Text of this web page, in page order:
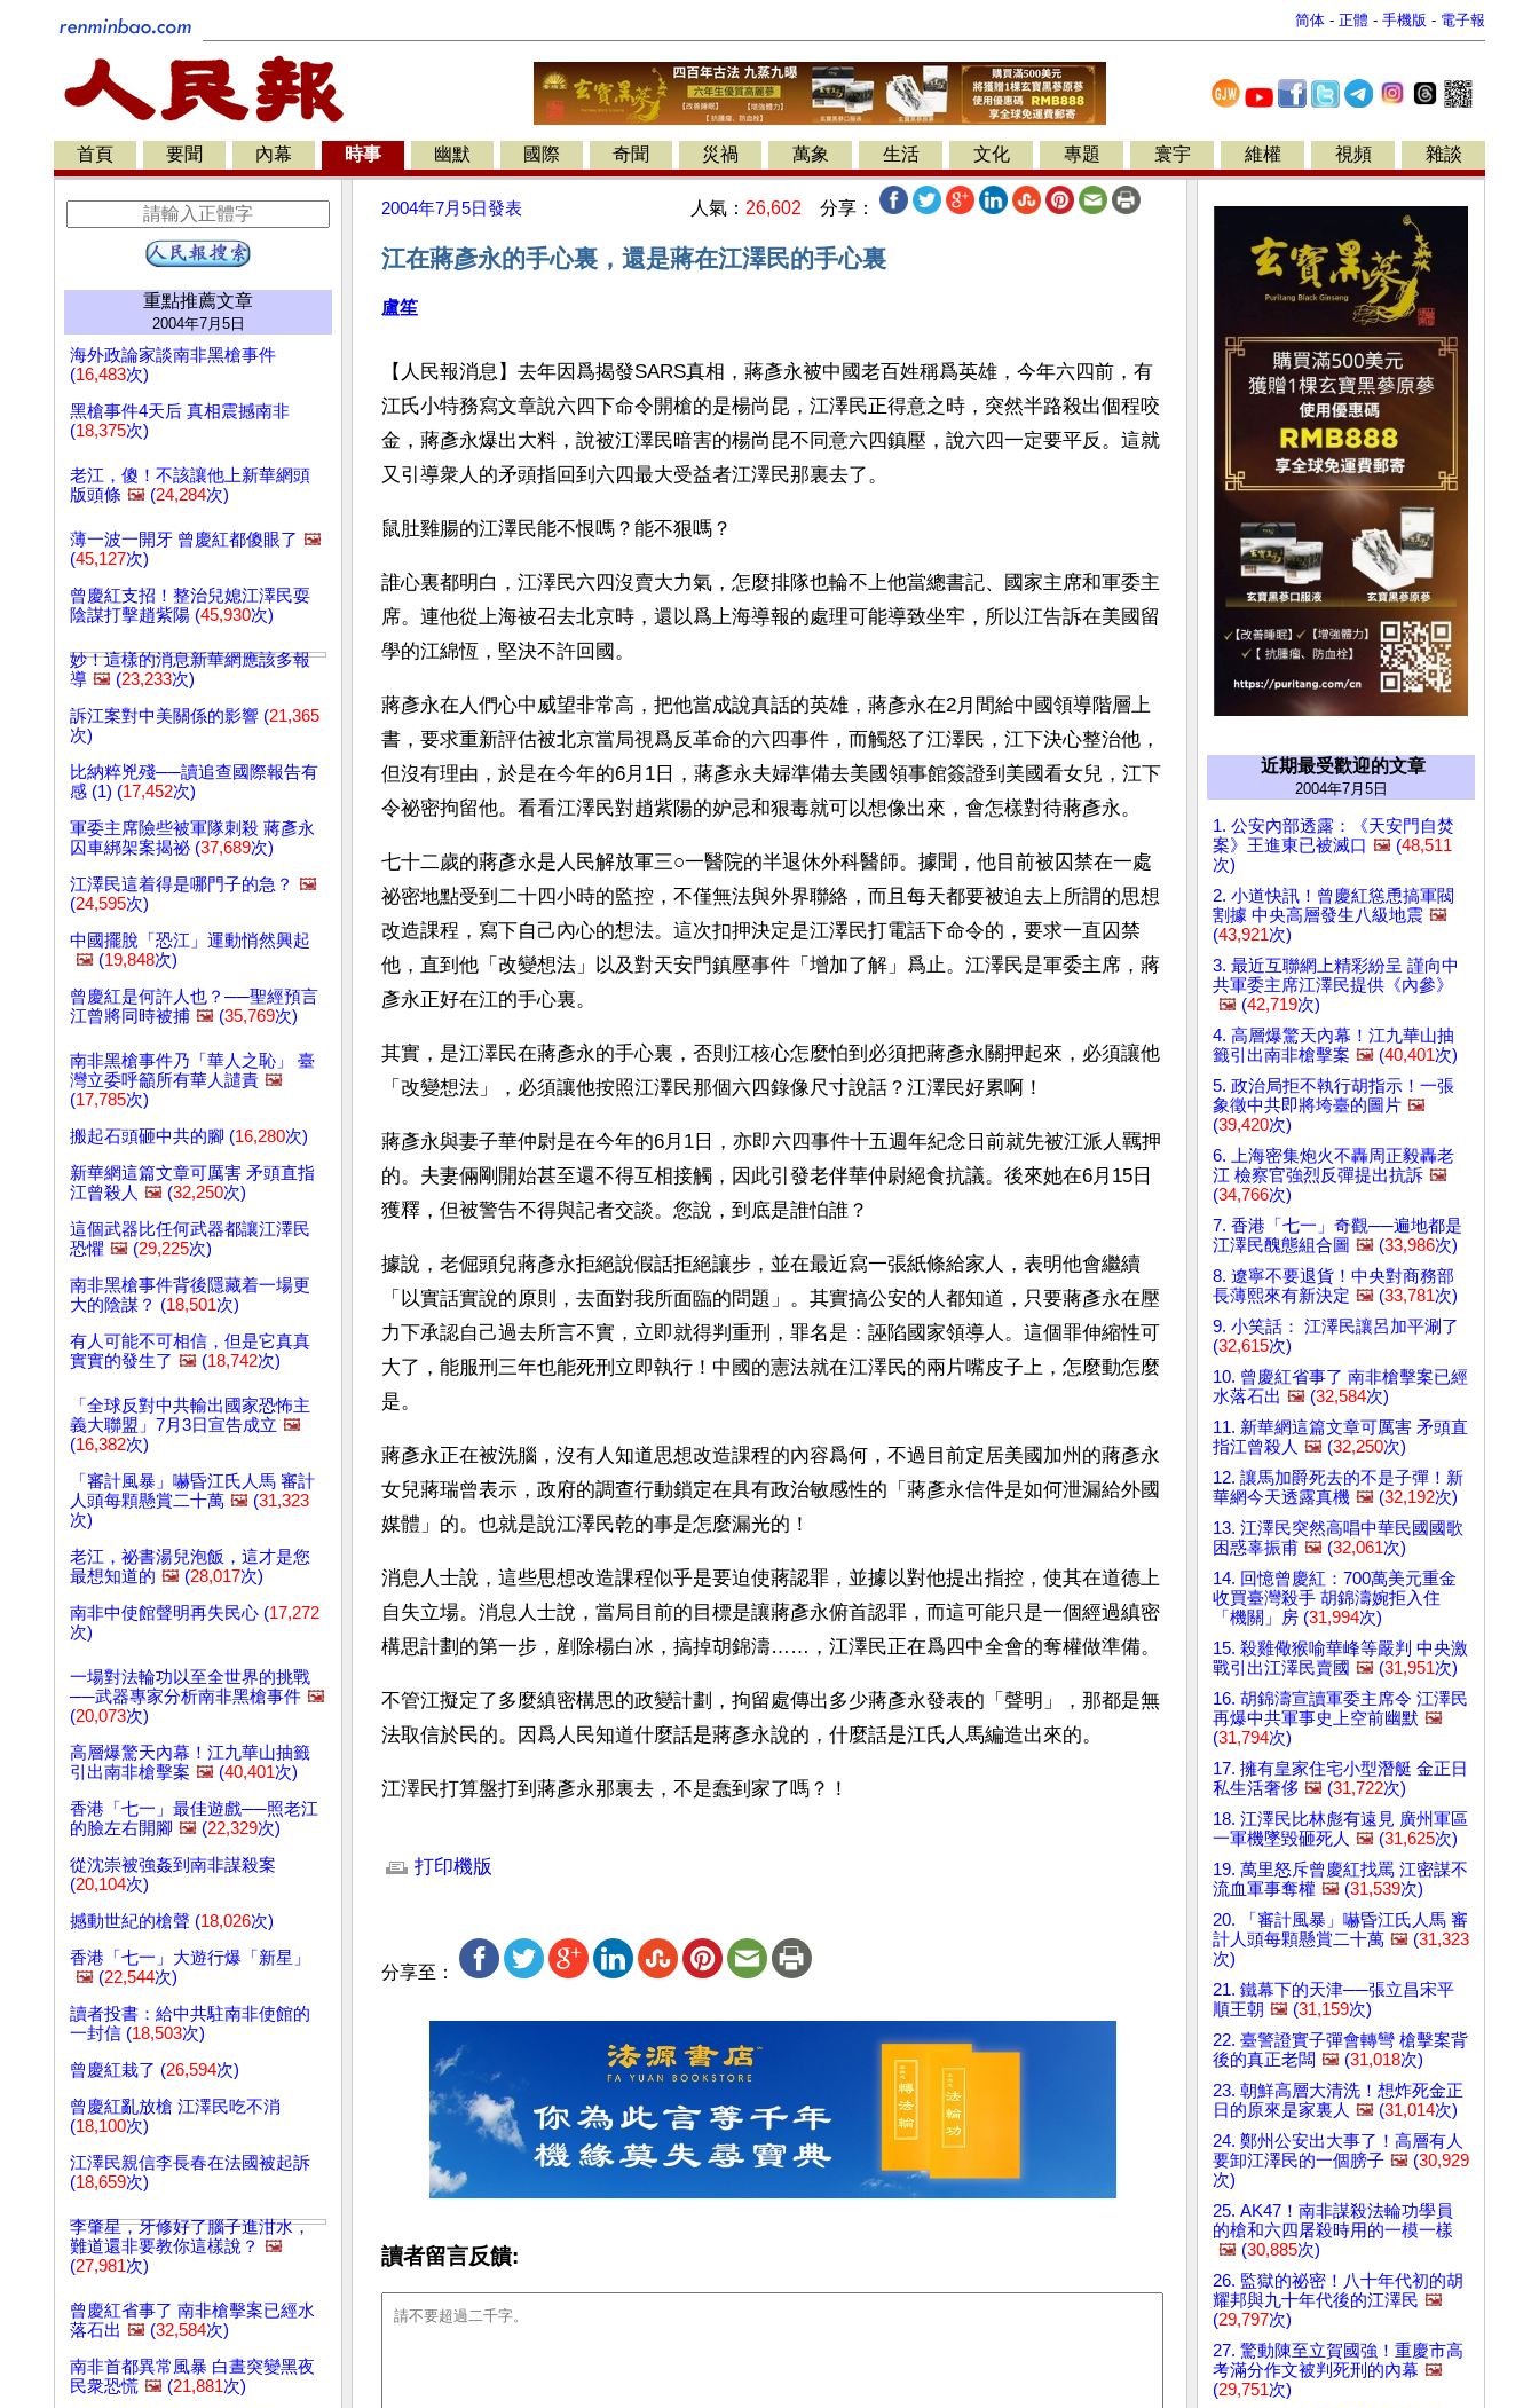
简体 - 正體 - 手機版 - 電子報
首頁 要聞 內幕 時事 幽默 國際 奇聞 災禍 萬象 生活 文化 專題 寰宇 維權 視頻 雜談
重點推薦文章
2004年7月5日
海外政論家談南非黑槍事件
(16,483次)
黑槍事件4天后 真相震撼南非
(18,375次)
老江，傻！不該讓他上新華網頭
版頭條 🖼️ (24,284次)
薄一波一開牙 曾慶紅都傻眼了 🖼️
(45,127次)
曾慶紅支招！整治兒媳江澤民耍
陰謀打擊趙紫陽 (45,930次)
妙！這樣的消息新華網應該多報
導 🖼️ (23,233次)
訴江案對中美關係的影響 (21,365
次)
比納粹兇殘──讀追查國際報告有
感 (1) (17,452次)
軍委主席險些被軍隊刺殺 蔣彥永
囚車綁架案揭祕 (37,689次)
江澤民這着得是哪門子的急？ 🖼️
(24,595次)
中國擺脫「恐江」運動悄然興起
🖼️ (19,848次)
曾慶紅是何許人也？──聖經預言
江曾將同時被捕 🖼️ (35,769次)
南非黑槍事件乃「華人之恥」 臺
灣立委呼籲所有華人譴責 🖼️
(17,785次)
搬起石頭砸中共的腳 (16,280次)
新華網這篇文章可厲害 矛頭直指
江曾殺人 🖼️ (32,250次)
這個武器比任何武器都讓江澤民
恐懼 🖼️ (29,225次)
南非黑槍事件背後隱藏着一場更
大的陰謀？ (18,501次)
有人可能不可相信，但是它真真
實實的發生了 🖼️ (18,742次)
「全球反對中共輸出國家恐怖主
義大聯盟」7月3日宣告成立 🖼️
(16,382次)
「審計風暴」嚇昏江氏人馬 審計
人頭每顆懸賞二十萬 🖼️ (31,323
次)
老江，祕書湯兒泡飯，這才是您
最想知道的 🖼️ (28,017次)
南非中使館聲明再失民心 (17,272
次)
一場對法輪功以至全世界的挑戰
──武器專家分析南非黑槍事件 🖼️
(20,073次)
高層爆驚天內幕！江九華山抽籤
引出南非槍擊案 🖼️ (40,401次)
香港「七一」最佳遊戲──照老江
的臉左右開腳 🖼️ (22,329次)
從沈崇被強姦到南非謀殺案
(20,104次)
撼動世紀的槍聲 (18,026次)
香港「七一」大遊行爆「新星」
🖼️ (22,544次)
讀者投書：給中共駐南非使館的
一封信 (18,503次)
曾慶紅栽了 (26,594次)
曾慶紅亂放槍 江澤民吃不消
(18,100次)
江澤民親信李長春在法國被起訴
(18,659次)
李肇星，牙修好了腦子進泔水，
難道還非要教你這樣說？ 🖼️
(27,981次)
曾慶紅省事了 南非槍擊案已經水
落石出 🖼️ (32,584次)
南非首都異常風暴 白晝突變黑夜
民衆恐慌 🖼️ (21,881次)
2004年7月5日發表 人氣： 26,602 分享：
江在蔣彥永的手心裏，還是蔣在江澤民的手心裏
盧笙
【人民報消息】去年因爲揭發SARS真相，蔣彥永被中國老百姓稱爲英雄，今年六四前，有
江氏小特務寫文章說六四下命令開槍的是楊尚昆，江澤民正得意之時，突然半路殺出個程咬
金，蔣彥永爆出大料，說被江澤民暗害的楊尚昆不同意六四鎮壓，說六四一定要平反。這就
又引導衆人的矛頭指回到六四最大受益者江澤民那裏去了。
鼠肚雞腸的江澤民能不恨嗎？能不狠嗎？
誰心裏都明白，江澤民六四沒賣大力氣，怎麼排隊也輪不上他當總書記、國家主席和軍委主
席。連他從上海被召去北京時，還以爲上海導報的處理可能導致坐牢，所以江告訴在美國留
學的江綿恆，堅決不許回國。
蔣彥永在人們心中威望非常高，把他當成說真話的英雄，蔣彥永在2月間給中國領導階層上
書，要求重新評估被北京當局視爲反革命的六四事件，而觸怒了江澤民，江下決心整治他，
但沒有理由，於是在今年的6月1日，蔣彥永夫婦準備去美國領事館簽證到美國看女兒，江下
令祕密拘留他。看看江澤民對趙紫陽的妒忌和狠毒就可以想像出來，會怎樣對待蔣彥永。
七十二歲的蔣彥永是人民解放軍三○一醫院的半退休外科醫師。據聞，他目前被囚禁在一處
祕密地點受到二十四小時的監控，不僅無法與外界聯絡，而且每天都要被迫去上所謂的思想
改造課程，寫下自己內心的想法。這次扣押決定是江澤民打電話下命令的，要求一直囚禁
他，直到他「改變想法」以及對天安門鎮壓事件「增加了解」爲止。江澤民是軍委主席，蔣
彥永正好在江的手心裏。
其實，是江澤民在蔣彥永的手心裏，否則江核心怎麼怕到必須把蔣彥永關押起來，必須讓他
「改變想法」，必須讓他按照江澤民那個六四錄像尺寸說話？江澤民好累啊！
蔣彥永與妻子華仲尉是在今年的6月1日，亦即六四事件十五週年紀念日前就先被江派人羈押
的。夫妻倆剛開始甚至還不得互相接觸，因此引發老伴華仲尉絕食抗議。後來她在6月15日
獲釋，但被警告不得與記者交談。您說，到底是誰怕誰？
據說，老倔頭兒蔣彥永拒絕說假話拒絕讓步，並在最近寫一張紙條給家人，表明他會繼續
「以實話實說的原則，去面對我所面臨的問題」。其實搞公安的人都知道，只要蔣彥永在壓
力下承認自己過去所言不實，立即就得判重刑，罪名是：誣陷國家領導人。這個罪伸縮性可
大了，能服刑三年也能死刑立即執行！中國的憲法就在江澤民的兩片嘴皮子上，怎麼動怎麼
是。
蔣彥永正在被洗腦，沒有人知道思想改造課程的內容爲何，不過目前定居美國加州的蔣彥永
女兒蔣瑞曾表示，政府的調查行動鎖定在具有政治敏感性的「蔣彥永信件是如何泄漏給外國
媒體」的。也就是說江澤民乾的事是怎麼漏光的！
消息人士說，這些思想改造課程似乎是要迫使蔣認罪，並據以對他提出指控，使其在道德上
自失立場。消息人士說，當局目前的目標是讓蔣彥永俯首認罪，而這可能只是一個經過縝密
構思計劃的第一步，剷除楊白冰，搞掉胡錦濤……，江澤民正在爲四中全會的奪權做準備。
不管江擬定了多麼縝密構思的政變計劃，拘留處傳出多少蔣彥永發表的「聲明」，那都是無
法取信於民的。因爲人民知道什麼話是蔣彥永說的，什麼話是江氏人馬編造出來的。
江澤民打算盤打到蔣彥永那裏去，不是蠢到家了嗎？！
打印機版
分享至：
讀者留言反饋:
近期最受歡迎的文章
2004年7月5日
1. 公安內部透露：《天安門自焚
案》王進東已被滅口 🖼️ (48,511
次)
2. 小道快訊！曾慶紅慫恿搞軍閥
割據 中央高層發生八級地震 🖼️
(43,921次)
3. 最近互聯網上精彩紛呈 謹向中
共軍委主席江澤民提供《內參》
🖼️ (42,719次)
4. 高層爆驚天內幕！江九華山抽
籤引出南非槍擊案 🖼️ (40,401次)
5. 政治局拒不執行胡指示！一張
象徵中共即將垮臺的圖片 🖼️
(39,420次)
6. 上海密集炮火不轟周正毅轟老
江 檢察官強烈反彈提出抗訴 🖼️
(34,766次)
7. 香港「七一」奇觀──遍地都是
江澤民醜態組合圖 🖼️ (33,986次)
8. 遼寧不要退貨！中央對商務部
長薄熙來有新決定 🖼️ (33,781次)
9. 小笑話： 江澤民讓呂加平涮了
(32,615次)
10. 曾慶紅省事了 南非槍擊案已經
水落石出 🖼️ (32,584次)
11. 新華網這篇文章可厲害 矛頭直
指江曾殺人 🖼️ (32,250次)
12. 讓馬加爵死去的不是子彈！新
華網今天透露真機 🖼️ (32,192次)
13. 江澤民突然高唱中華民國國歌
困惑辜振甫 🖼️ (32,061次)
14. 回憶曾慶紅：700萬美元重金
收買臺灣殺手 胡錦濤婉拒入住
「機關」房 (31,994次)
15. 殺雞儆猴喻華峰等嚴判 中央激
戰引出江澤民賣國 🖼️ (31,951次)
16. 胡錦濤宣讀軍委主席令 江澤民
再爆中共軍事史上空前幽默 🖼️
(31,794次)
17. 擁有皇家住宅小型潛艇 金正日
私生活奢侈 🖼️ (31,722次)
18. 江澤民比林彪有遠見 廣州軍區
一軍機墜毀砸死人 🖼️ (31,625次)
19. 萬里怒斥曾慶紅找罵 江密謀不
流血軍事奪權 🖼️ (31,539次)
20. 「審計風暴」嚇昏江氏人馬 審
計人頭每顆懸賞二十萬 🖼️ (31,323
次)
21. 鐵幕下的天津──張立昌宋平
順王朝 🖼️ (31,159次)
22. 臺警證實子彈會轉彎 槍擊案背
後的真正老闆 🖼️ (31,018次)
23. 朝鮮高層大清洗！想炸死金正
日的原來是家裏人 🖼️ (31,014次)
24. 鄭州公安出大事了！高層有人
要卸江澤民的一個膀子 🖼️ (30,929
次)
25. AK47！南非謀殺法輪功學員
的槍和六四屠殺時用的一模一樣
🖼️ (30,885次)
26. 監獄的祕密！八十年代初的胡
耀邦與九十年代後的江澤民 🖼️
(29,797次)
27. 驚動陳至立賀國強！重慶市高
考滿分作文被判死刑的內幕 🖼️
(29,751次)